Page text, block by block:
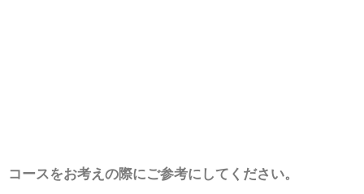
コースをお考えの際にご参考にしてください。